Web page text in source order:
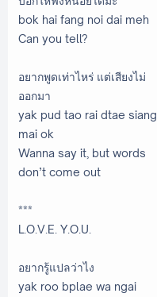
bok hai fang noi dai meh
Can you tell?
อยากพูดเท่าไหร่ แต่เสียงไม่
ออกมา
yak pud tao rai dtae siang
mai ok
Wanna say it, but words
don’t come out
***
L.O.V.E. Y.O.U.
อยากรู้แปลว่าไง
yak roo bplae wa ngai